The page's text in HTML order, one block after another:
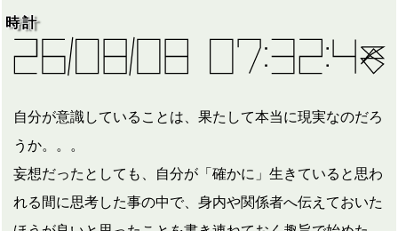
時計
自分が意識していることは、果たして本当に現実なのだろ
うか。。。
妄想だったとしても、自分が「確かに」生きていると思わ
れる間に思考した事の中で、身内や関係者へ伝えておいた